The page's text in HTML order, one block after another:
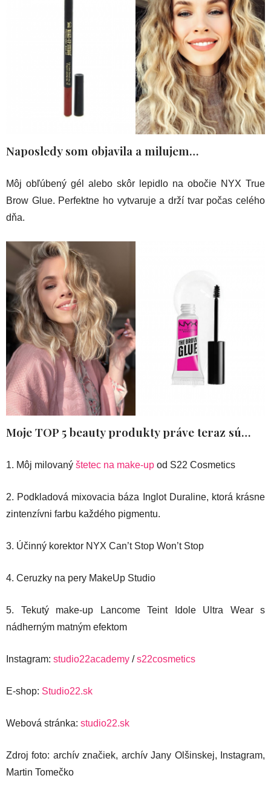
Naposledy som objavila a milujem…
Môj obľúbený gél alebo skôr lepidlo na obočie NYX True
Brow Glue. Perfektne ho vytvaruje a drží tvar počas celého
dňa.
Moje TOP 5 beauty produkty práve teraz sú…
1. Môj milovaný štetec na make-up od S22 Cosmetics
2. Podkladová mixovacia báza Inglot Duraline, ktorá krásne
zintenzívni farbu každého pigmentu.
3. Účinný korektor NYX Can’t Stop Won’t Stop
4. Ceruzky na pery MakeUp Studio
5. Tekutý make-up Lancome Teint Idole Ultra Wear s
nádherným matným efektom
Instagram: studio22academy /s22cosmetics
E-shop: Studio22.sk
Webová stránka: studio22.sk
Zdroj foto: archív značiek, archív Jany Olšinskej, Instagram,
Martin Tomečko